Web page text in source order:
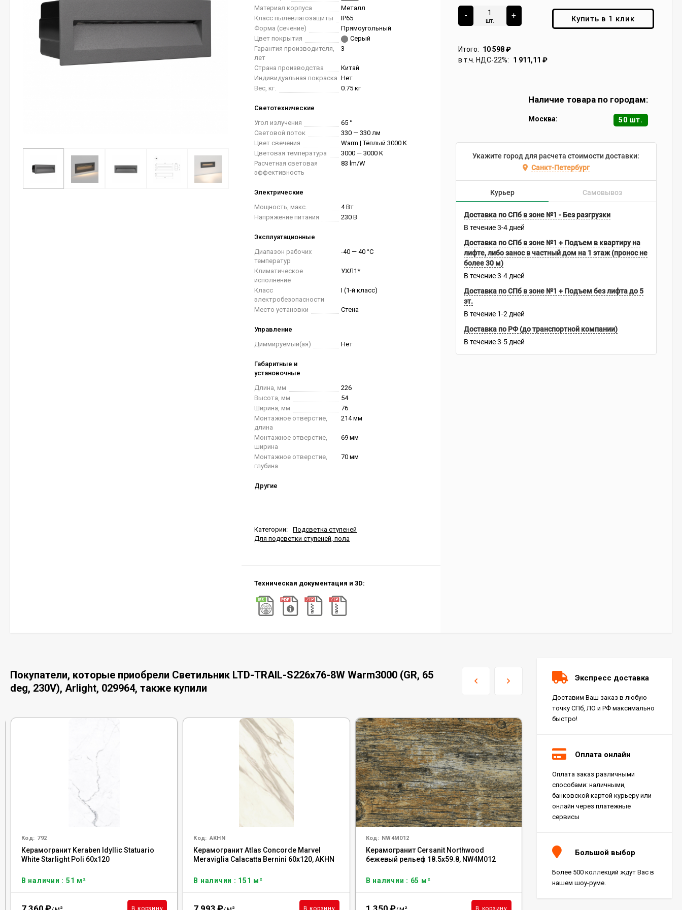
Материал корпуса
Металл
Класс пылевлагозащиты
IP65
Форма (сечение)
Прямоугольный
Цвет покрытия
Серый
Гарантия производителя,
лет
3
Страна производства
Китай
Индивидуальная покраска Нет
Вес, кг.
0.75 кг
Светотехнические
Угол излучения
65 °
Световой поток
330 — 330 лм
Цвет свечения
Warm | Тёплый 3000 K
Цветовая температура
3000 — 3000 K
Расчетная световая
эффективность
83 lm/W
Электрические
Мощность, макс.
4 Вт
Напряжение питания
230 В
Эксплуатационные
Диапазон рабочих
температур
-40 — 40 °C
Климатическое
исполнение
УХЛ1*
Класс
электробезопасности
I (1-й класс)
Место установки Стена
Управление
Диммируемый(ая)
Нет
Габаритные и
установочные
Длина, мм
226
Высота, мм
54
Ширина, мм
76
Монтажное отверстие,
длина
214 мм
Монтажное отверстие,
ширина
69 мм
Монтажное отверстие,
глубина
70 мм
Другие
Категории:
Подсветка ступеней
Для подсветки ступеней, пола
Техническая документация и 3D:
-
шт.
+
Итого: 10 598₽
в т.ч. НДС-22%:
1 911,11 ₽
Купить в 1 клик
Наличие товара по городам:
Москва: 50 шт.
Укажите город для расчета стоимости доставки:
Санкт-Петербург
Курьер Самовывоз
Доставка по СПб в зоне №1 - Без разгрузки
В течение 3-4 дней
Доставка по СПб в зоне №1 + Подъем в квартиру на
лифте, либо занос в частный дом на 1 этаж (пронос не
более 30 м)
В течение 3-4 дней
Доставка по СПб в зоне №1 + Подъем без лифта до 5
эт.
В течение 1-2 дней
Доставка по РФ (до транспортной компании)
В течение 3-5 дней
Покупатели, которые приобрели Светильник LTD-TRAIL-S226x76-8W Warm3000 (GR, 65
deg, 230V), Arlight, 029964, также купили
Код: 792
Керамогранит Keraben Idyllic Statuario
White Starlight Poli 60x120
В наличии : 51 м²
В корзину
Код: AKHN
Керамогранит Atlas Concorde Marvel
Meraviglia Calacatta Bernini 60x120, AKHN
В наличии : 151 м²
В корзину
Код: NW4M012
Керамогранит Cersanit Northwood
бежевый рельеф 18.5x59.8, NW4M012
В наличии : 65 м²
В корзину
Керамогранит Avroria Blaze 60x120,
AM22-14
Под заказ
Экспресс доставка
Доставим Ваш заказ в любую
точку СПб, ЛО и РФ максимально
быстро!
Оплата онлайн
Оплата заказ различными
способами: наличными,
банковской картой курьеру или
онлайн через платежные
сервисы
Большой выбор
Более 500 коллекций ждут Вас в
нашем шоу-руме.
Керамогранит Italon
Charme Extra Silver Ret
60x120, 610010001196
Charme Evo Imperiale
Ret 60x120,